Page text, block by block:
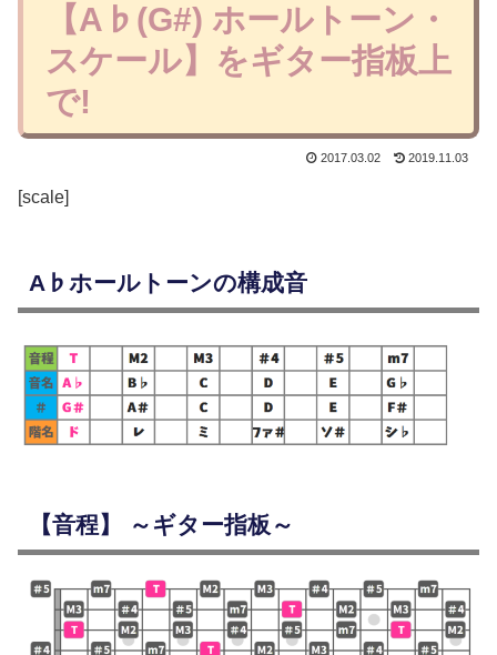
【A♭(G#) ホールトーン・
スケール】をギター指板上
で!
2017.03.02 2019.11.03
[scale]
A♭ホールトーンの構成音
【音程】 ～ギター指板～